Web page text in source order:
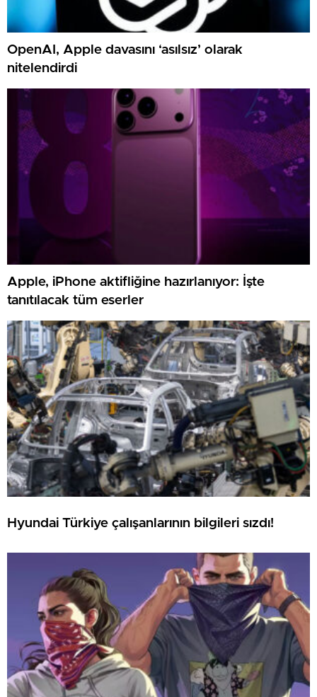
OpenAI, Apple davasını ‘asılsız’ olarak
nitelendirdi
Apple, iPhone aktifliğine hazırlanıyor: İşte
tanıtılacak tüm eserler
Hyundai Türkiye çalışanlarının bilgileri sızdı!